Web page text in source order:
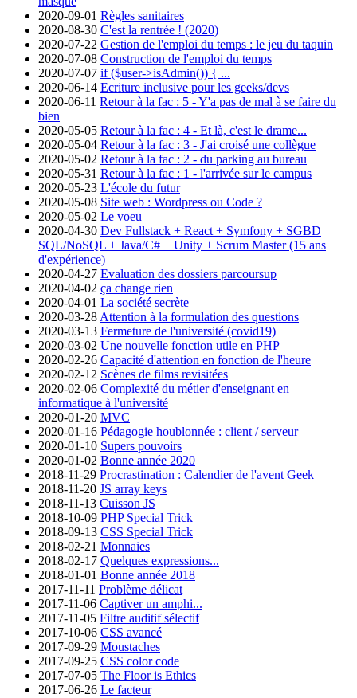
2020-09-01 Règles sanitaires
2020-08-30 C'est la rentrée ! (2020)
2020-07-22 Gestion de l'emploi du temps : le jeu du taquin
2020-07-08 Construction de l'emploi du temps
2020-07-07 if ($user->isAdmin()) { ...
2020-06-14 Ecriture inclusive pour les geeks/devs
2020-06-11 Retour à la fac : 5 - Y'a pas de mal à se faire du
bien
2020-05-05 Retour à la fac : 4 - Et là, c'est le drame...
2020-05-04 Retour à la fac : 3 - J'ai croisé une collègue
2020-05-02 Retour à la fac : 2 - du parking au bureau
2020-05-31 Retour à la fac : 1 - l'arrivée sur le campus
2020-05-23 L'école du futur
2020-05-08 Site web : Wordpress ou Code ?
2020-05-02 Le voeu
2020-04-30 Dev Fullstack + React + Symfony + SGBD
SQL/NoSQL + Java/C# + Unity + Scrum Master (15 ans
d'expérience)
2020-04-27 Evaluation des dossiers parcoursup
2020-04-02 ça change rien
2020-04-01 La société secrète
2020-03-28 Attention à la formulation des questions
2020-03-13 Fermeture de l'université (covid19)
2020-03-02 Une nouvelle fonction utile en PHP
2020-02-26 Capacité d'attention en fonction de l'heure
2020-02-12 Scènes de films revisitées
2020-02-06 Complexité du métier d'enseignant en
informatique à l'université
2020-01-20 MVC
2020-01-16 Pédagogie houblonnée : client / serveur
2020-01-10 Supers pouvoirs
2020-01-02 Bonne année 2020
2018-11-29 Procrastination : Calendier de l'avent Geek
2018-11-20 JS array keys
2018-11-13 Cuisson JS
2018-10-09 PHP Special Trick
2018-09-13 CSS Special Trick
2018-02-21 Monnaies
2018-02-17 Quelques expressions...
2018-01-01 Bonne année 2018
2017-11-11 Problème délicat
2017-11-06 Captiver un amphi...
2017-11-05 Filtre auditif sélectif
2017-10-06 CSS avancé
2017-09-29 Moustaches
2017-09-25 CSS color code
2017-07-05 The Floor is Ethics
2017-06-26 Le facteur